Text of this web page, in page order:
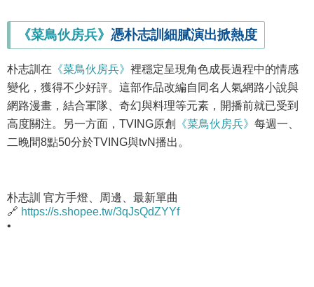
《菜鳥伙房兵》 憑朴志訓細膩演出掀熱度
朴志訓在 《菜鳥伙房兵》 裡穩定呈現角色成長過程中的情感
變化，獲得不少好評。這部作品改編自同名人氣網路小說與
網路漫畫，結合軍隊、奇幻與料理等元素，開播前就已受到
高度關注。另一方面，TVING原創
《菜鳥伙房兵》 每週一、
二晚間8點50分於TVING與tvN播出。
朴志訓 官方手燈、周邊、最新單曲
🔗 https://s.shopee.tw/3qJsQdZYYf
•